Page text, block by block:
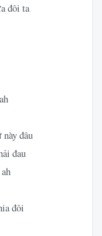
đôi ta
đâu
đau
đôi